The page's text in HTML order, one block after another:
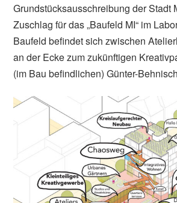
Grundstücksausschreibung der Stadt
Zuschlag für das „Baufeld MI“ im
Baufeld befindet sich zwischen
an der Ecke zum zukünftigen
(im Bau befindlichen) Günter-